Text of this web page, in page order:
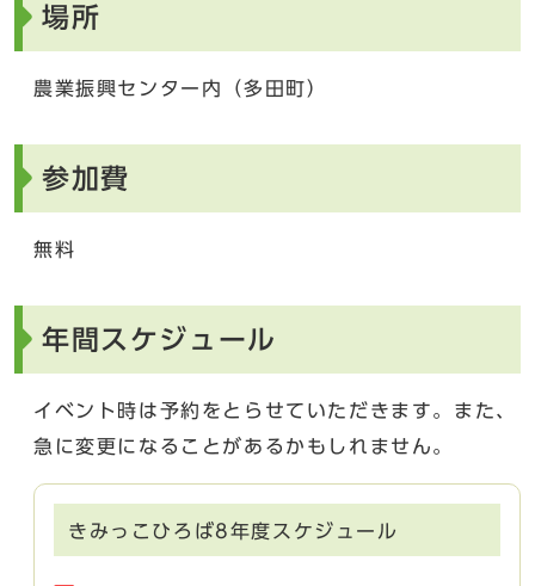
場所
農業振興センター内（多田町）
参加費
無料
年間スケジュール
イベント時は予約をとらせていただきます。また、
急に変更になることがあるかもしれません。
きみっこひろば8年度スケジュール